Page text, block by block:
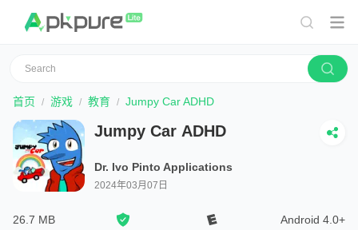
首页 游戏 教育 Jumpy Car ADHD
Jumpy Car ADHD
Dr. Ivo Pinto Applications
2024年03月07日
26.7 MB Android 4.0+